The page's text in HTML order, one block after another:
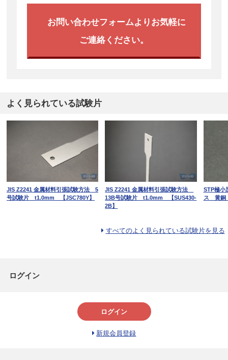
お問い合わせフォームよりお気軽に
ご連絡ください。
よく見られている試験片
JIS Z2241 金属材料引張試験方法 5
号試験片 t1.0mm 【JSC780Y】
JIS Z2241 金属材料引張試験方法
13B号試験片 t1.0mm 【SUS430-
2B】
STP極小
ス 黄銅
すべてのよく見られている試験片を見る
ログイン
ログイン
新規会員登録